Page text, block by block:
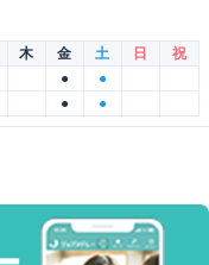
木 金 土 日
祝
●
●
● ●